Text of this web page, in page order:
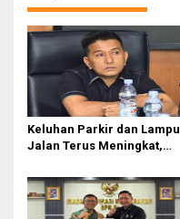
Keluhan Parkir dan Lampu
Jalan Terus Meningkat,
Waas Audit Dishub Medan